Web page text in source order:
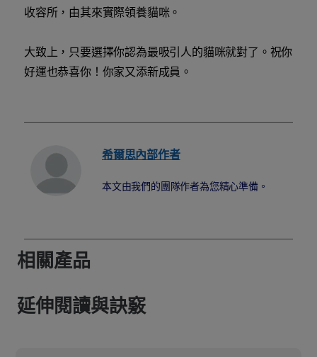
收容所，由其來實際領養貓咪。
大致上，只要選擇你認為最吸引人的貓咪就對了。祝你
好運也恭喜你！你家又添新成員。
希爾思內部作者
本文由我們的團隊作者為您精心準備。
相關產品
延伸閱讀與訣竅